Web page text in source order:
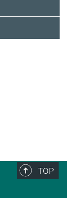
TOP